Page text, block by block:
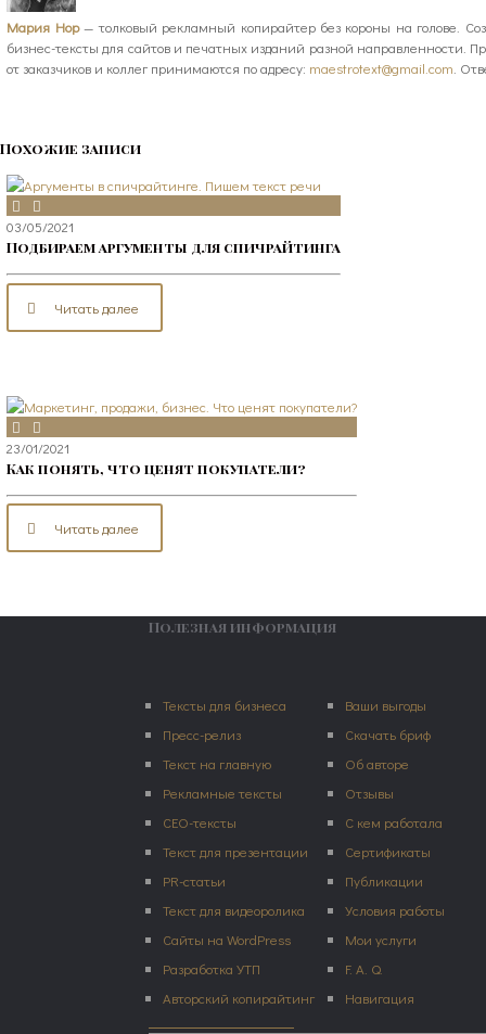
Мария Нор— толковый рекламный копирайтер без короны на голове.
бизнес-тексты для сайтов и печатных изданий разной направленности.
от заказчиков и коллег принимаются по адресу: maestrotext@gmail.com .
Похожие записи
03/05/2021
Подбираем аргументы для спичрайтинга
Читать далее
23/01/2021
Как понять, что ценят покупатели?
Читать далее
Полезная информация
Тексты для бизнеса
Пресс-релиз
Текст на главную
Рекламные тексты
СЕО-тексты
Текст для презентации
PR-статьи
Текст для видеоролика
Сайты на WordPress
Разработка УТП
Авторский копирайтинг
Ваши выгоды
Скачать бриф
Об авторе
Отзывы
С кем работала
Сертификаты
Публикации
Условия работы
Мои услуги
F. A. Q.
Навигация